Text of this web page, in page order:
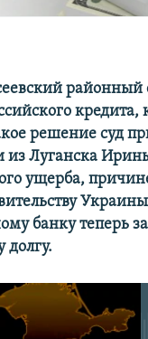
решение суд
из Луганска
ущерба,
банку теперь
долгу.